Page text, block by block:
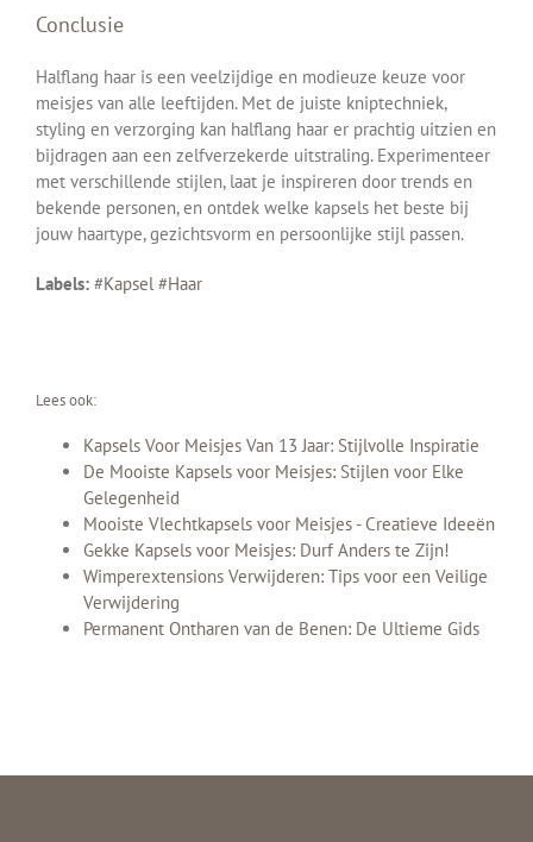
Conclusie
Halflang haar is een veelzijdige en modieuze keuze voor
meisjes van alle leeftijden. Met de juiste kniptechniek,
styling en verzorging kan halflang haar er prachtig uitzien en
bijdragen aan een zelfverzekerde uitstraling. Experimenteer
met verschillende stijlen, laat je inspireren door trends en
bekende personen, en ontdek welke kapsels het beste bij
jouw haartype, gezichtsvorm en persoonlijke stijl passen.
Labels: #Kapsel#Haar
Lees ook:
Kapsels Voor Meisjes Van 13 Jaar: Stijlvolle Inspiratie
De Mooiste Kapsels voor Meisjes: Stijlen voor Elke
Gelegenheid
Mooiste Vlechtkapsels voor Meisjes - Creatieve Ideeën
Gekke Kapsels voor Meisjes: Durf Anders te Zijn!
Wimperextensions Verwijderen: Tips voor een Veilige
Verwijdering
Permanent Ontharen van de Benen: De Ultieme Gids